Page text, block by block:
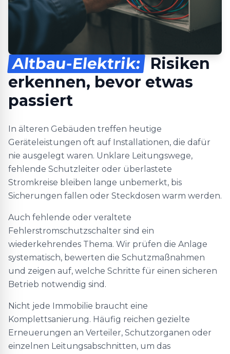
Altbau-Elektrik: Risiken
erkennen, bevor etwas
passiert
In älteren Gebäuden treffen heutige
Geräteleistungen oft auf Installationen, die dafür
nie ausgelegt waren. Unklare Leitungswege,
fehlende Schutzleiter oder überlastete
Stromkreise bleiben lange unbemerkt, bis
Sicherungen fallen oder Steckdosen warm werden.
Auch fehlende oder veraltete
Fehlerstromschutzschalter sind ein
wiederkehrendes Thema. Wir prüfen die Anlage
systematisch, bewerten die Schutzmaßnahmen
und zeigen auf, welche Schritte für einen sicheren
Betrieb notwendig sind.
Nicht jede Immobilie braucht eine
Komplettsanierung. Häufig reichen gezielte
Erneuerungen an Verteiler, Schutzorganen oder
einzelnen Leitungsabschnitten, um das